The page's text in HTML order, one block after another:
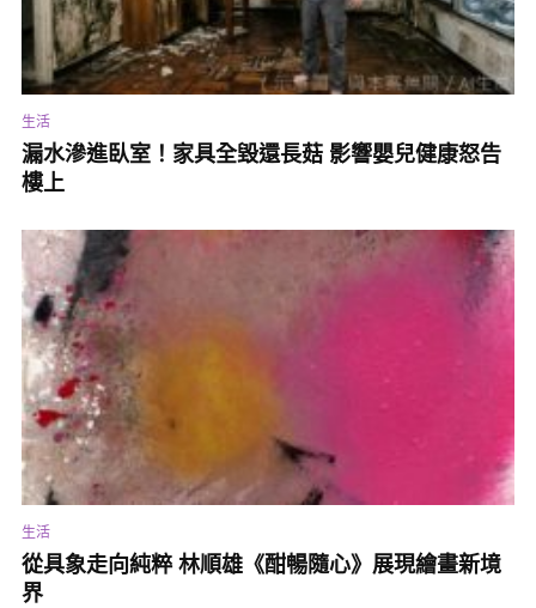
生活
漏水滲進臥室！家具全毀還長菇 影響嬰兒健康怒告
樓上
生活
從具象走向純粹 林順雄《酣暢隨心》展現繪畫新境
界